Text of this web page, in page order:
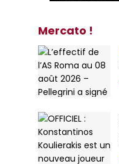
Mercato !